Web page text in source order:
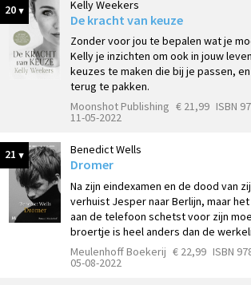
20 Kelly Weekers
De kracht van keuze
Zonder voor jou te bepalen wat je
Kelly je inzichten om ook in jouw
keuzes te maken die bij je passen,
terug te pakken.
Moonshot Publishing € 21,99 ISBN
11-05-2022
21 Benedict Wells
Dromer
Na zijn eindexamen en de dood van
verhuist Jesper naar Berlijn, maar
aan de telefoon schetst voor zijn
broertje is heel anders dan de
Meulenhoff Boekerij € 22,99 ISBN
05-08-2022